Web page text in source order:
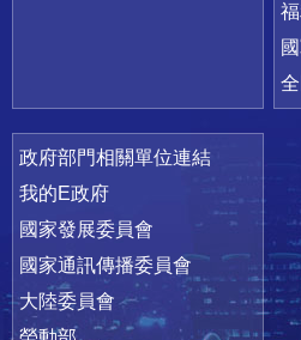
政府部門相關單位連結
我的E政府
國家發展委員會
國家通訊傳播委員會
大陸委員會